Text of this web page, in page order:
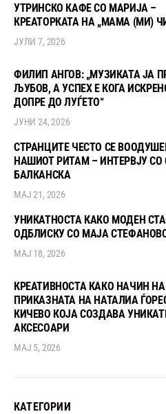
УТРИНСКО КАФЕ СО МАРИЈА –
КРЕАТОРКАТА НА „МАМА (МИ)
ЈУЛИ 7, 2026
ФИЛИП АНГОВ: „МУЗИКАТА ЈА
ЉУБОВ, А УСПЕХ Е КОГА
ДОПРЕ ДО ЛУЃЕТО“
ЈУНИ 24, 2026
СТРАНЦИТЕ ЧЕСТО СЕ
НАШИОТ РИТАМ – ИНТЕРВЈУ
БАЛКАНСКА
МАЈ 21, 2026
УНИКАТНОСТА КАКО МОДЕН
ОДБЛИСКУ СО МАЈА
МАЈ 18, 2026
КРЕАТИВНОСТА КАКО НАЧИН
ПРИКАЗНАТА НА НАТАЛИА
КИЧЕВО КОЈА СОЗДАВА
АКСЕСОАРИ
МАЈ 5, 2026
КАТЕГОРИИ